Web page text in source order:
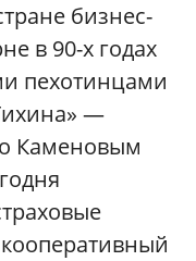
бизнес-
в 90-х годах
пехотинцами
—
Каменовым